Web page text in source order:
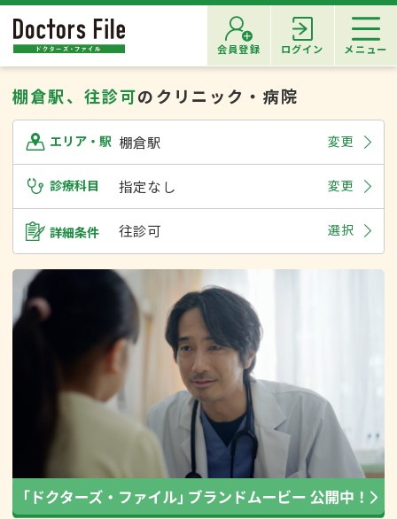
会員登録 ログイン メニュー
棚倉駅、往診可のクリニック・病院
エリア・駅 棚倉駅 変更
診療科目 指定なし 変更
詳細条件 往診可 選択